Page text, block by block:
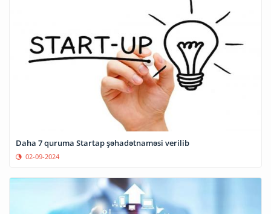
Daha 7 quruma Startap şəhadətnaməsi verilib
02-09-2024